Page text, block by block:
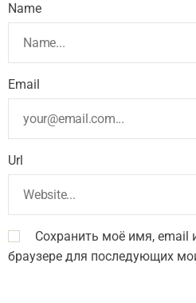
Name
Email
Url
Сохранить моё имя, email
браузере для последующих